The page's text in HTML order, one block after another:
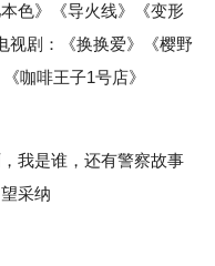
色》《导火线》《变形
视剧：《换换爱》《樱野
咖啡王子1号店》
我是谁，还有警察故事
采纳